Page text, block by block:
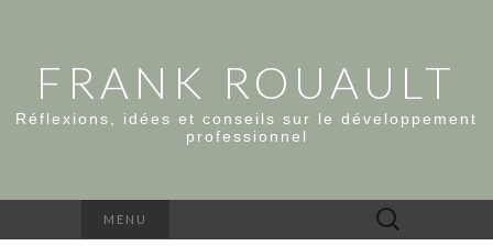
FRANK ROUAULT
Réflexions, idées et conseils sur le développement
professionnel
MENU Rechercher :